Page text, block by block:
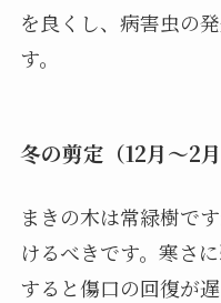
を良くし、病害虫の
す。
冬の剪定（12月〜2月
まきの木は常緑樹で
けるべきです。寒さ
すると傷口の回復が